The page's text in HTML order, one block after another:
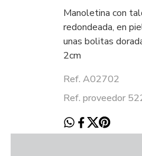
Manoletina con
redondeada, en
unas bolitas
2cm
Ref. A02702
Ref. proveedor